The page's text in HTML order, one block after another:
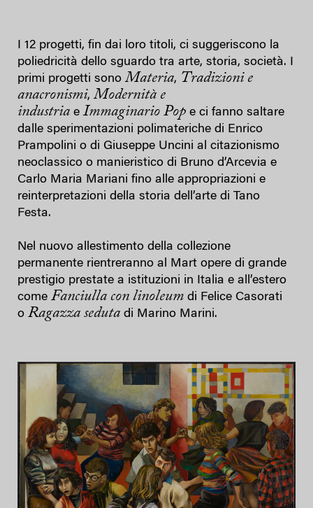
I 12 progetti, fin dai loro titoli, ci suggeriscono la
poliedricità dello sguardo tra arte, storia, società. I
primi progetti sono Materia, Tradizioni e
anacronismi, Modernità e
industria e Immaginario Pop e ci fanno saltare
dalle sperimentazioni polimateriche di Enrico
Prampolini o di Giuseppe Uncini al citazionismo
neoclassico o manieristico di Bruno d’Arcevia e
Carlo Maria Mariani fino alle appropriazioni e
reinterpretazioni della storia dell’arte di Tano
Festa.
Nel nuovo allestimento della collezione
permanente rientreranno al Mart opere di grande
prestigio prestate a istituzioni in Italia e all’estero
come Fanciulla con linoleum di Felice Casorati
o Ragazza seduta di Marino Marini.